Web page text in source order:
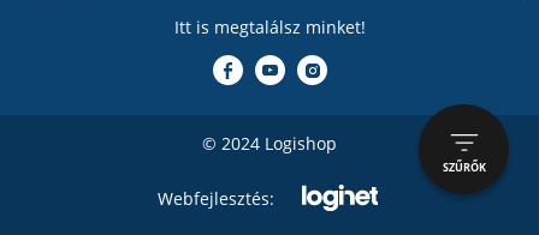
SZŰRŐK
Itt is megtalálsz minket!
© 2024 Logishop
Webfejlesztés: